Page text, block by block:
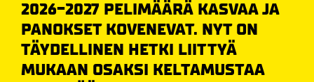
2026-2027 PELIMÄÄRÄ KASVAA JA
PANOKSET KOVENEVAT. NYT ON
TÄYDELLINEN HETKI LIITTYÄ
MUKAAN OSAKSI KELTAMUSTAA